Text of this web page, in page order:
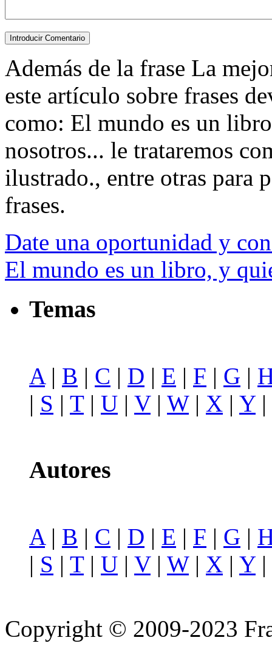
Además de la frase La
este artículo sobre frases
como: El mundo es un
nosotros... le trataremos
ilustrado., entre otras para
frases.
Date una oportunidad y
El mundo es un libro, y
Temas
A | B | C | D | E | F | G |
| S | T| U | V| W| X | Y|
Autores
A| B | C | D | E | F | G |
| S | T| U | V| W| X | Y|
Copyright © 2009-2023